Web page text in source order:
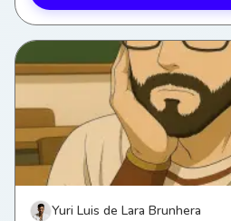
Yuri Luis de Lara Brunhera